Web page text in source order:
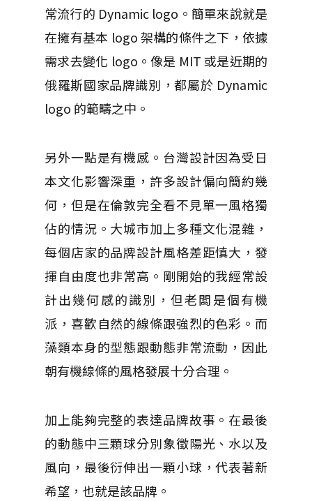
常流行的 Dynamic logo。簡單來說就是
在擁有基本 logo 架構的條件之下，依據
需求去變化 logo。像是 MIT 或是近期的
俄羅斯國家品牌識別，都屬於 Dynamic
logo 的範疇之中。
另外一點是有機感。台灣設計因為受日
本文化影響深重，許多設計偏向簡約幾
何，但是在倫敦完全看不見單一風格獨
佔的情況。大城市加上多種文化混雜，
每個店家的品牌設計風格差距慎大，發
揮自由度也非常高。剛開始的我經常設
計出幾何感的識別，但老闆是個有機
派，喜歡自然的線條跟強烈的色彩。而
藻類本身的型態跟動態非常流動，因此
朝有機線條的風格發展十分合理。
加上能夠完整的表達品牌故事。在最後
的動態中三顆球分別象徵陽光、水以及
風向，最後衍伸出一顆小球，代表著新
希望，也就是該品牌。